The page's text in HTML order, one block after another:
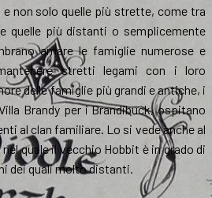
non solo quelle più strette, come tra
quelle più distanti o semplicemente
amare le famiglie numerose e
stretti legami con i loro
delle famiglie più grandi e antiche, i
Brandy per i Brandibuck, ospitano
al clan familiare. Lo si vede anche al
quale il vecchio Hobbit è in grado di
dei quali molto distanti.